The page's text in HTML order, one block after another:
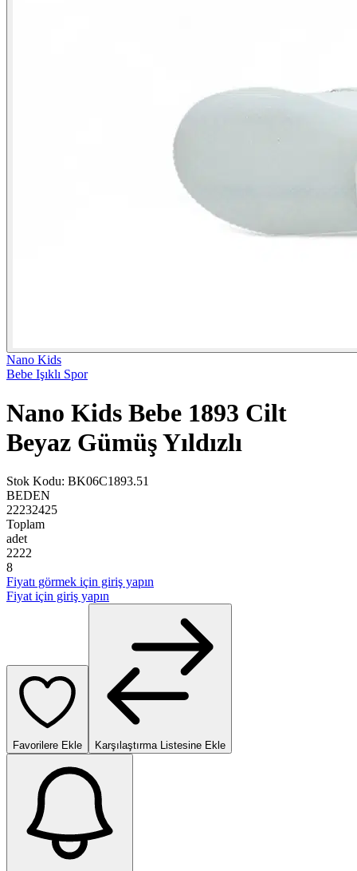
Nano Kids
Bebe Işıklı Spor
Nano Kids Bebe 1893 Cilt
Beyaz Gümüş Yıldızlı
Stok Kodu: BK06C1893.51
BEDEN
22232425
Toplam
adet
2222
8
Fiyatı görmek için giriş yapın
Fiyat için giriş yapın
Favorilere Ekle Karşılaştırma Listesine Ekle